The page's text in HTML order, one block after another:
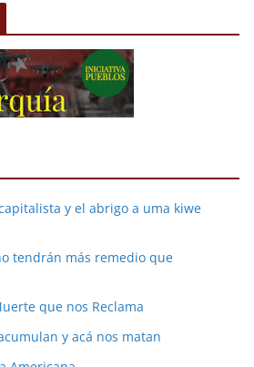
y el abrigo a uma kiwe
tendrán más remedio que
que nos Reclama
y acá nos matan